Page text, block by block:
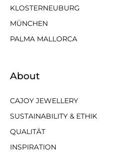
KLOSTERNEUBURG
MÜNCHEN
PALMA MALLORCA
About
CAJOY JEWELLERY
SUSTAINABILITY & ETHIK
QUALITÄT
INSPIRATION